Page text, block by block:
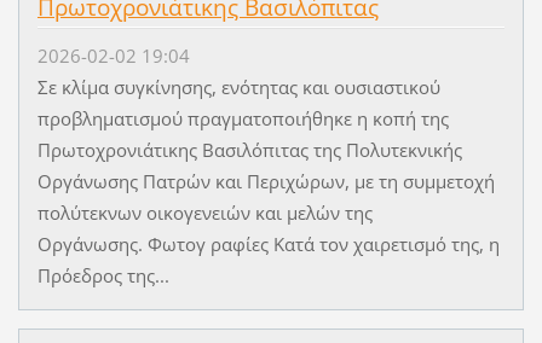
Πρωτοχρονιάτικης Βασιλόπιτας
2026-02-02 19:04
Σε κλίμα συγκίνησης, ενότητας και ουσιαστικού
προβληματισμού πραγματοποιήθηκε η κοπή της
Πρωτοχρονιάτικης Βασιλόπιτας της Πολυτεκνικής
Οργάνωσης Πατρών και Περιχώρων, με τη συμμετοχή
πολύτεκνων οικογενειών και μελών της
Οργάνωσης. Φωτογ ραφίες Κατά τον χαιρετισμό της, η
Πρόεδρος της...